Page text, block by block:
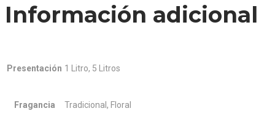
Información adicional
Presentación 1 Litro, 5 Litros
Fragancia Tradicional, Floral